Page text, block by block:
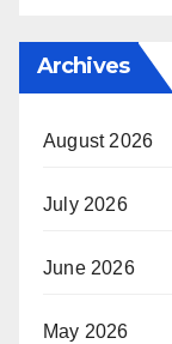
Archives
August 2026
July 2026
June 2026
May 2026